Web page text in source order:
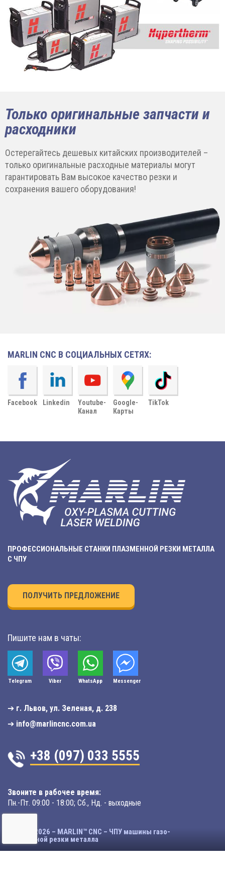
Только оригинальные запчасти и
расходники
Остерегайтесь дешевых китайских производителей –
только оригинальные расходные материалы могут
гарантировать Вам высокое качество резки и
сохранения вашего оборудования!
MARLIN CNC В СОЦИАЛЬНЫХ СЕТЯХ:
Facebook Linkedin
Youtube-
Канал
Google-
Карты
TikTok
ПРОФЕССИОНАЛЬНЫЕ СТАНКИ ПЛАЗМЕННОЙ РЕЗКИ МЕТАЛЛА
С ЧПУ
ПОЛУЧИТЬ ПРЕДЛОЖЕНИЕ
Пишите нам в чаты:
Telegram Viber WhatsApp Мessenger
➔ г. Львов, ул. Зеленая, д. 238
➔ info@marlincnc.com.ua
+38 (097) 033 5555
Звоните в рабочее время:
Пн.-Пт. 09:00 - 18:00; Сб., Нд. - выходные
© 2003-2026 – MARLIN™ CNC – ЧПУ машины газо-
плазменной резки металла